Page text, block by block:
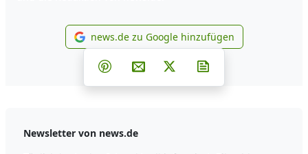
news.de zu Google
news.de zu Google hinzufügen
Teilen auf Facebook
Teilen auf Whatsapp
Teilen auf Telegram
Teilen auf Pinterest
Per E-Mail teilen
Post auf X
Newsletter von news.de